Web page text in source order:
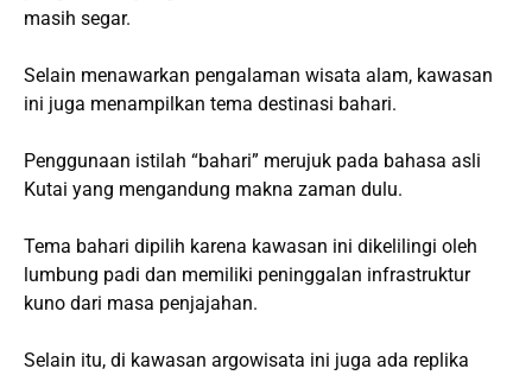
masih segar.
Selain menawarkan pengalaman wisata alam, kawasan
ini juga menampilkan tema destinasi bahari.
Penggunaan istilah “bahari” merujuk pada bahasa asli
Kutai yang mengandung makna zaman dulu.
Tema bahari dipilih karena kawasan ini dikelilingi oleh
lumbung padi dan memiliki peninggalan infrastruktur
kuno dari masa penjajahan.
Selain itu, di kawasan argowisata ini juga ada replika